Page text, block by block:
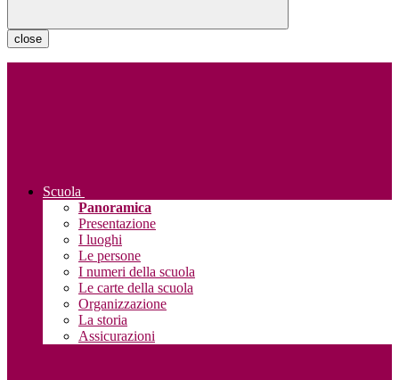
close
Scuola
Panoramica
Presentazione
I luoghi
Le persone
I numeri della scuola
Le carte della scuola
Organizzazione
La storia
Assicurazioni